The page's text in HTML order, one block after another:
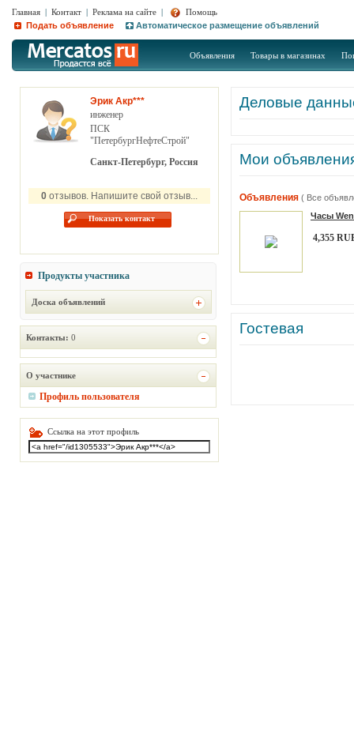
Главная | Контакт | Реклама на сайте |
Помощь
Подать объявление
Автоматическое размещение объявлений
Объявления Товары в магазинах
Эрик Акр***
инженер
ПСК
"ПетербургНефтеСтрой"
Санкт-Петербург, Россия
0 отзывов. Напишите свой отзыв...
Показать контакт
Продукты участника
Доска объявлений
Контакты: 0
О участнике
Профиль пользователя
Ссылка на этот профиль
Деловые
Мои
Объявления ( Все
Часы
4,355
Гостевая